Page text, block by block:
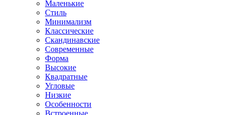
Маленькие
Стиль
Минимализм
Классические
Скандинавские
Современные
Форма
Высокие
Квадратные
Угловые
Низкие
Особенности
Встроенные